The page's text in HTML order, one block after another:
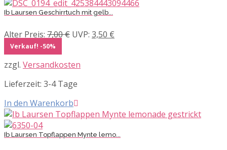
Ib Laursen Geschirrtuch mit gelb...
Alter Preis: 7,00€ Ursprünglicher
7,00 €
UVP: 3,50 €
Verkauf! -50%
zzgl. Versandkosten
Lieferzeit: 3-4 Tage
In den Warenkorb
Ib Laursen Topflappen Mynte lemo...